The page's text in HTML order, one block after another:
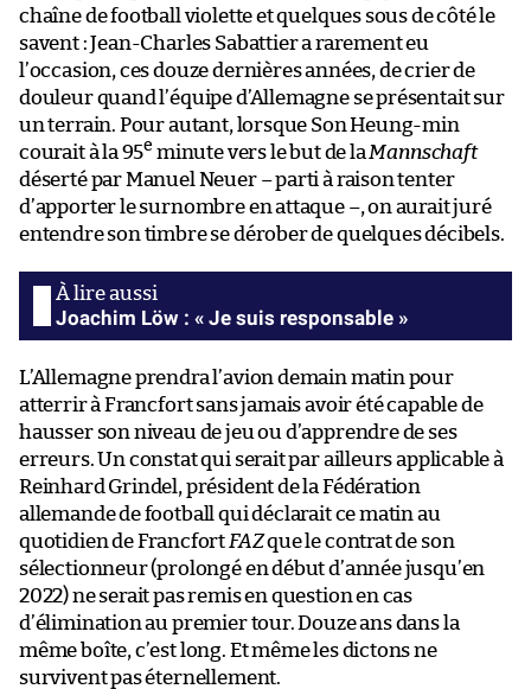
chaîne de football violette et quelques sous de côté le
savent : Jean-Charles Sabattier a rarement eu
l’occasion, ces douze dernières années, de crier de
douleur quand l’équipe d’Allemagne se présentait sur
un terrain. Pour autant, lorsque Son Heung-min
courait à la 95e minute vers le but de la Mannschaft
déserté par Manuel Neuer – parti à raison tenter
d’apporter le surnombre en attaque –, on aurait juré
entendre son timbre se dérober de quelques décibels.
Joachim Löw : « Je suis responsable »
L’Allemagne prendra l’avion demain matin pour
atterrir à Francfort sans jamais avoir été capable de
hausser son niveau de jeu ou d’apprendre de ses
erreurs. Un constat qui serait par ailleurs applicable à
Reinhard Grindel, président de la Fédération
allemande de football qui déclarait ce matin au
quotidien de Francfort FAZque le contrat de son
sélectionneur (prolongé en début d’année jusqu’en
2022) ne serait pas remis en question en cas
d’élimination au premier tour. Douze ans dans la
même boîte, c’est long. Et même les dictons ne
survivent pas éternellement.